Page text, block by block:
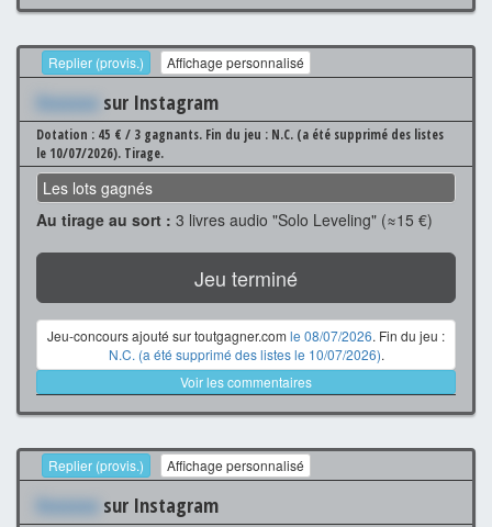
Replier (provis.) Affichage personnalisé
Xxxxxxx sur Instagram
Dotation : 45 € / 3 gagnants. Fin du jeu : N.C. (a été supprimé des listes
le 10/07/2026). Tirage.
Les lots gagnés
Au tirage au sort : 3 livres audio "Solo Leveling" (≈15 €)
Jeu terminé
Jeu-concours ajouté sur toutgagner.com le 08/07/2026. Fin du jeu :
N.C. (a été supprimé des listes le 10/07/2026).
Voir les commentaires
Replier (provis.) Affichage personnalisé
Xxxxxxx sur Instagram